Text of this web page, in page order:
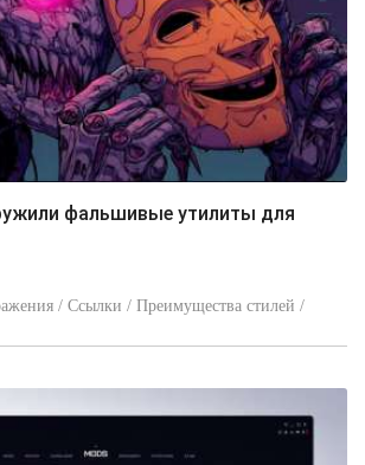
/ Ссылки / Преимущества стилей /